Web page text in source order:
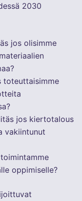
2030
jos olisimme
toteuttaisimme
jos kiertotalous
vakiintunut
oppimiselle?